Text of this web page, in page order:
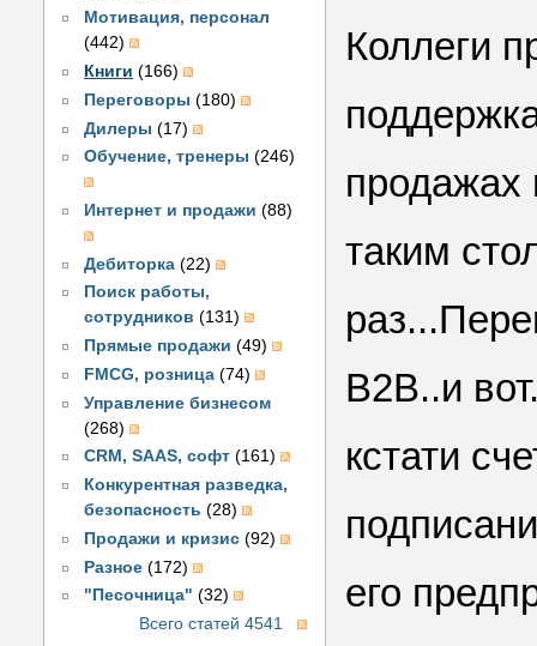
Мотивация, персонал
(442)
Книги (166)
Переговоры (180)
Дилеры (17)
Обучение, тренеры (246)
Интернет и продажи (88)
Дебиторка (22)
Поиск работы,
сотрудников (131)
Прямые продажи (49)
FMCG, розница (74)
Управление бизнесом
(268)
CRM, SAAS, софт (161)
Конкурентная разведка,
безопасность (28)
Продажи и кризис (92)
Разное (172)
"Песочница" (32)
Всего статей 4541
Коллеги
продажах
таким
В2В..и
кстати
его